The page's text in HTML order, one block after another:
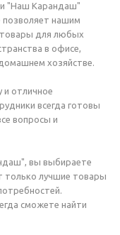
"Наш Карандаш"
позволяет нашим
для любых
в офисе,
хозяйстве.
отличное
всегда готовы
вопросы и
вы выбираете
только лучшие товары
сможете найти